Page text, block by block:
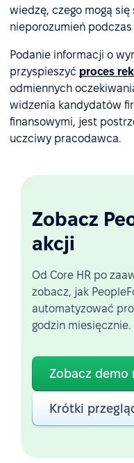
wiedzę, czego mogą
nieporozumień
Podanie informacji o
przyspieszyć proces
odmiennych
widzenia kandydatów
finansowymi, jest
uczciwy pracodawca.
Zobacz
akcji
Od Core HR po
zobacz, jak
automatyzować
godzin miesięcznie.
Zobacz demo
Krótki